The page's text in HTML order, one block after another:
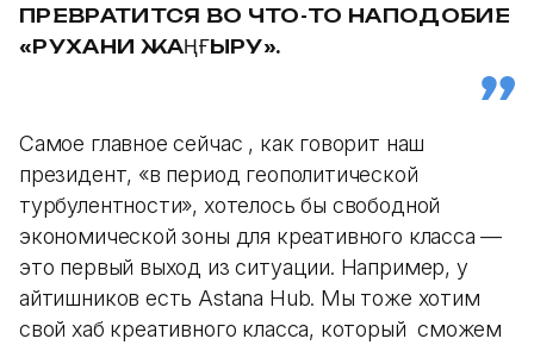
ПРЕВРАТИТСЯ ВО ЧТО-ТО НАПОДОБИЕ
«РУХАНИ ЖАҢҒЫРУ».
Самое главное сейчас , как говорит наш
президент, «в период геополитической
турбулентности», хотелось бы свободной
экономической зоны для креативного класса —
это первый выход из ситуации. Например, у
айтишников есть Astana Hub. Мы тоже хотим
свой хаб креативного класса, который сможем